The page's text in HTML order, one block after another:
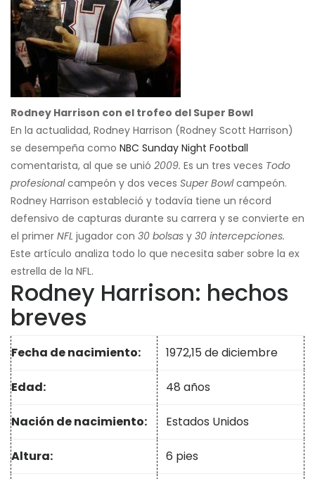
Rodney Harrison con el trofeo del Super Bowl
En la actualidad, Rodney Harrison (Rodney Scott Harrison)
se desempeña como NBC Sunday Night Football
comentarista, al que se unió 2009. Es un tres veces Todo
profesionalcampeón y dos veces Super Bowlcampeón.
Rodney Harrison estableció y todavía tiene un récord
defensivo de capturas durante su carrera y se convierte en
el primer NFL jugador con 30 bolsas y 30 intercepciones.
Este artículo analiza todo lo que necesita saber sobre la ex
estrella de la NFL.
Rodney Harrison: hechos
breves
Fecha de nacimiento: 1972,15 de diciembre
Edad: 48 años
Nación de nacimiento: Estados Unidos
Altura: 6 pies